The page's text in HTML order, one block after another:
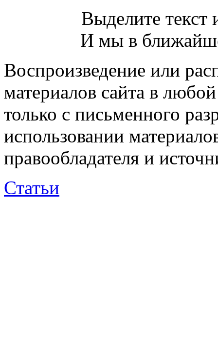
Выделите
И мы в
Воспроизведение или
материалов сайта в
только с письменного
использовании
правообладателя и
Статьи